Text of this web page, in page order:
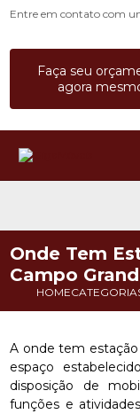
Entre em contato com
Faça seu
agora
HOME
Onde Tem
Campo
A onde tem
espaço
disposição de
funções e